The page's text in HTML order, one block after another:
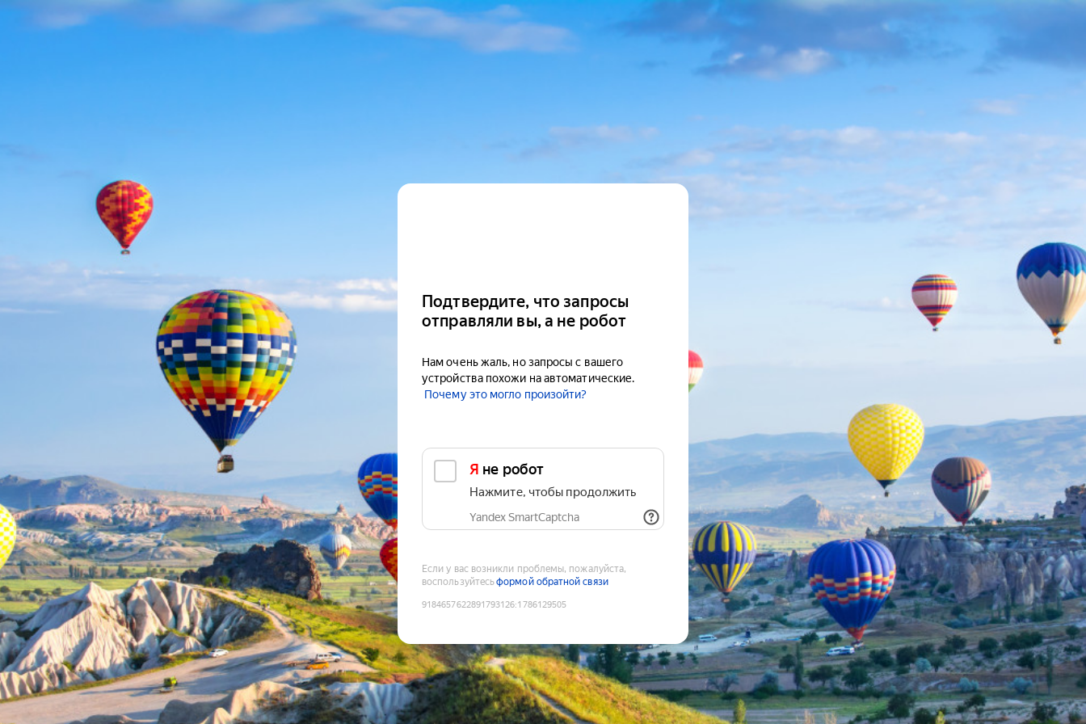
Подтвердите, что запросы
отправляли вы, а не робот
Нам очень жаль, но запросы с вашего
устройства похожи на автоматические.
Почему это могло произойти?
Я не робот
Нажмите, чтобы продолжить
Yandex SmartCaptcha
Если у вас возникли проблемы, пожалуйста,
воспользуйтесьформой обратной связи
9184657622891793126:1786129505